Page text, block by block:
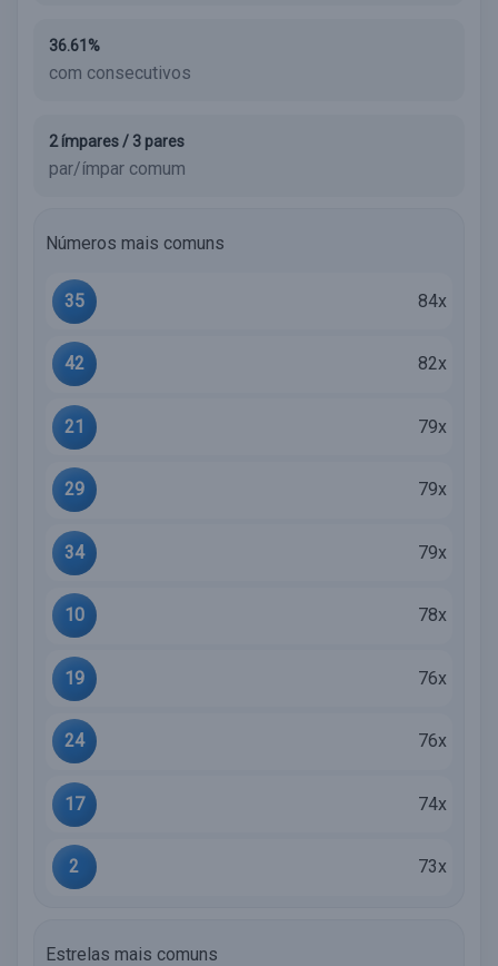
36.61%
com consecutivos
2 ímpares / 3 pares
par/ímpar comum
Números mais comuns
35 84x
42 82x
21 79x
29 79x
34 79x
10 78x
19 76x
24 76x
17 74x
2 73x
Estrelas mais comuns